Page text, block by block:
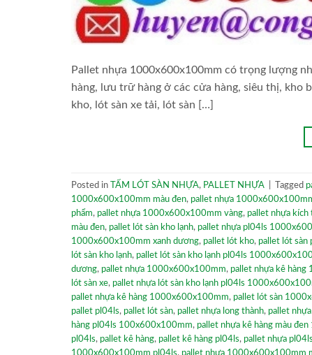
Pallet nhựa 1000x600x100mm có trọng lượng
hàng, lưu trữ hàng ở các cửa hàng, siêu thị, kho
kho, lót sàn xe tải, lót sàn […]
Posted in TẤM LÓT SÀN NHỰA, PALLET NHỰA Tagged
1000x600x100mm màu đen, pallet nhựa
phẩm, pallet nhựa 1000x600x100mm vàng, pallet nhựa kích
màu đen, pallet lót sàn kho lạnh, pallet nhựa pl04ls
1000x600x100mm xanh dương, pallet lót kho, pallet lót
lót sàn kho lạnh, pallet lót sàn kho lạnh pl04ls
dương, pallet nhựa 1000x600x100mm, pallet nhựa kê
lót sàn xe, pallet nhựa lót sàn kho lạnh pl04ls
pallet nhựa kê hàng 1000x600x100mm, pallet lót sàn
pallet pl04ls, pallet lót sàn, pallet nhựa long thành, pallet
hàng pl04ls 100x600x100mm, pallet nhựa kê hàng màu
pl04ls, pallet kê hàng, pallet kê hàng pl04ls, pallet nhựa
1000x600x100mm pl04ls, pallet nhựa 1000x600x100mm